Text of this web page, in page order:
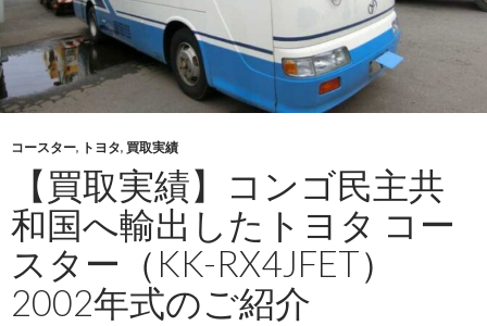
ル
（KR-
を
モ
ン
コースター, トヨタ, 買取実績
【買取実績】コンゴ民主共
和国へ輸出したトヨタ コー
スター（KK-RX4JFET）
2002年式のご紹介